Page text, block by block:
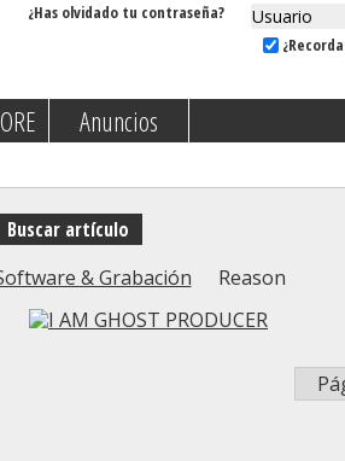
¿Has olvidado tu contraseña?
Anuncios
& Grabación Reason